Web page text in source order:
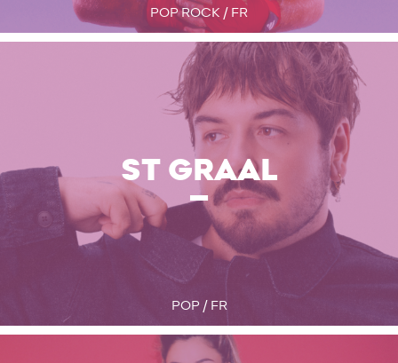
POP ROCK / FR
ST GRAAL
POP / FR